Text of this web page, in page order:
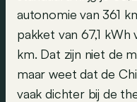
autonomie van 361
pakket van 67,1
km. Dat zijn niet de
maar weet dat de
vaak dichter bij de